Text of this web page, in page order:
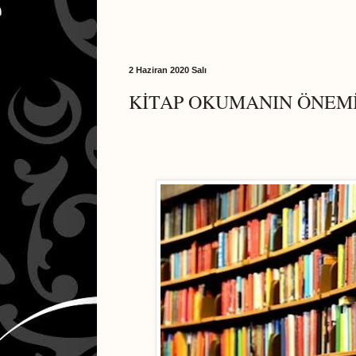
2 Haziran 2020 Salı
KİTAP OKUMANIN